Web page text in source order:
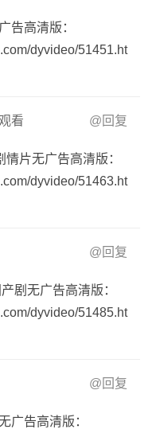
告高清版：
dyvideo/51451.ht
看 @回复
情片无广告高清版：
dyvideo/51463.ht
@回复
剧无广告高清版：
dyvideo/51485.ht
@回复
广告高清版：